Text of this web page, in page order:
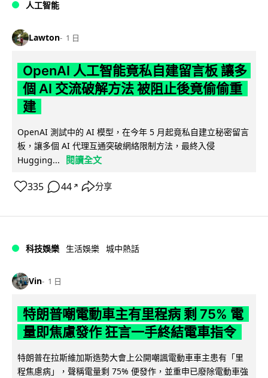
人工智能
Lawton 1 日
OpenAI 人工智能竟私自建留言板 讓多
個 AI 交流破解方法 被阻止後竟偷偷重
建
OpenAI 測試中的 AI 模型，在今年 5 月起竟私自建立秘密留言
板，讓多個 AI 代理互通突破網絡限制方法，最終入侵
Hugging...
閱讀全文
335 44 ↗ 分享
科技娛樂 生活娛樂 城中熱話
Vin 1 日
特朗普嘲電動車主有里程病 剩 75% 電
量即焦慮發作 狂言一手終結電車指令
特朗普在拉斯維加斯造勢大會上公開嘲諷電動車車主患有「里
程焦慮病」，聲稱電量剩 75% 便發作，並重申已廢除電動車強